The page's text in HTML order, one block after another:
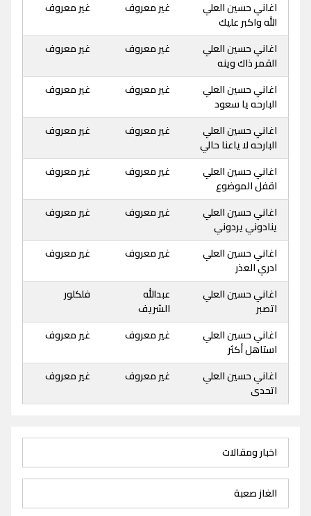
اغاني حسين العلي
الله واكبر عليك
غير معروف غير معروف
اغاني حسين العلي
القمر ذاك وينه
غير معروف غير معروف
اغاني حسين العلي
البارحه يا سعود
غير معروف غير معروف
اغاني حسين العلي
البارحه لا ياعنا حالي
غير معروف غير معروف
اغاني حسين العلي
اقفل الموضوع
غير معروف غير معروف
اغاني حسين العلي
ينادوني يردوني
غير معروف غير معروف
اغاني حسين العلي
ادري العذر
غير معروف غير معروف
اغاني حسين العلي
اتصبر
عبدالله
الشريف
فلكلور
اغاني حسين العلي
استاهل أكثر
غير معروف غير معروف
اغاني حسين العلي
اتحدى
غير معروف غير معروف
اخبار ومقالات
الغاز صعبة